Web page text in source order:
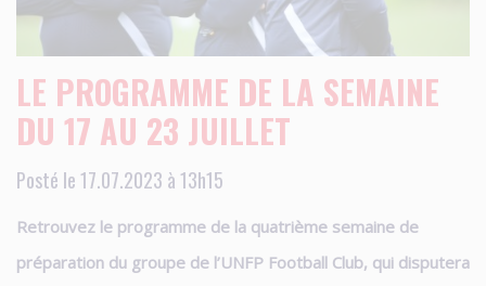
LE PROGRAMME DE LA SEMAINE
DU 17 AU 23 JUILLET
Posté le 17.07.2023 à 13h15
Retrouvez le programme de la quatrième semaine de
préparation du groupe de l’UNFP Football Club, qui disputera